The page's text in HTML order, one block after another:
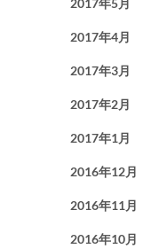
2017年5月
2017年4月
2017年3月
2017年2月
2017年1月
2016年12月
2016年11月
2016年10月